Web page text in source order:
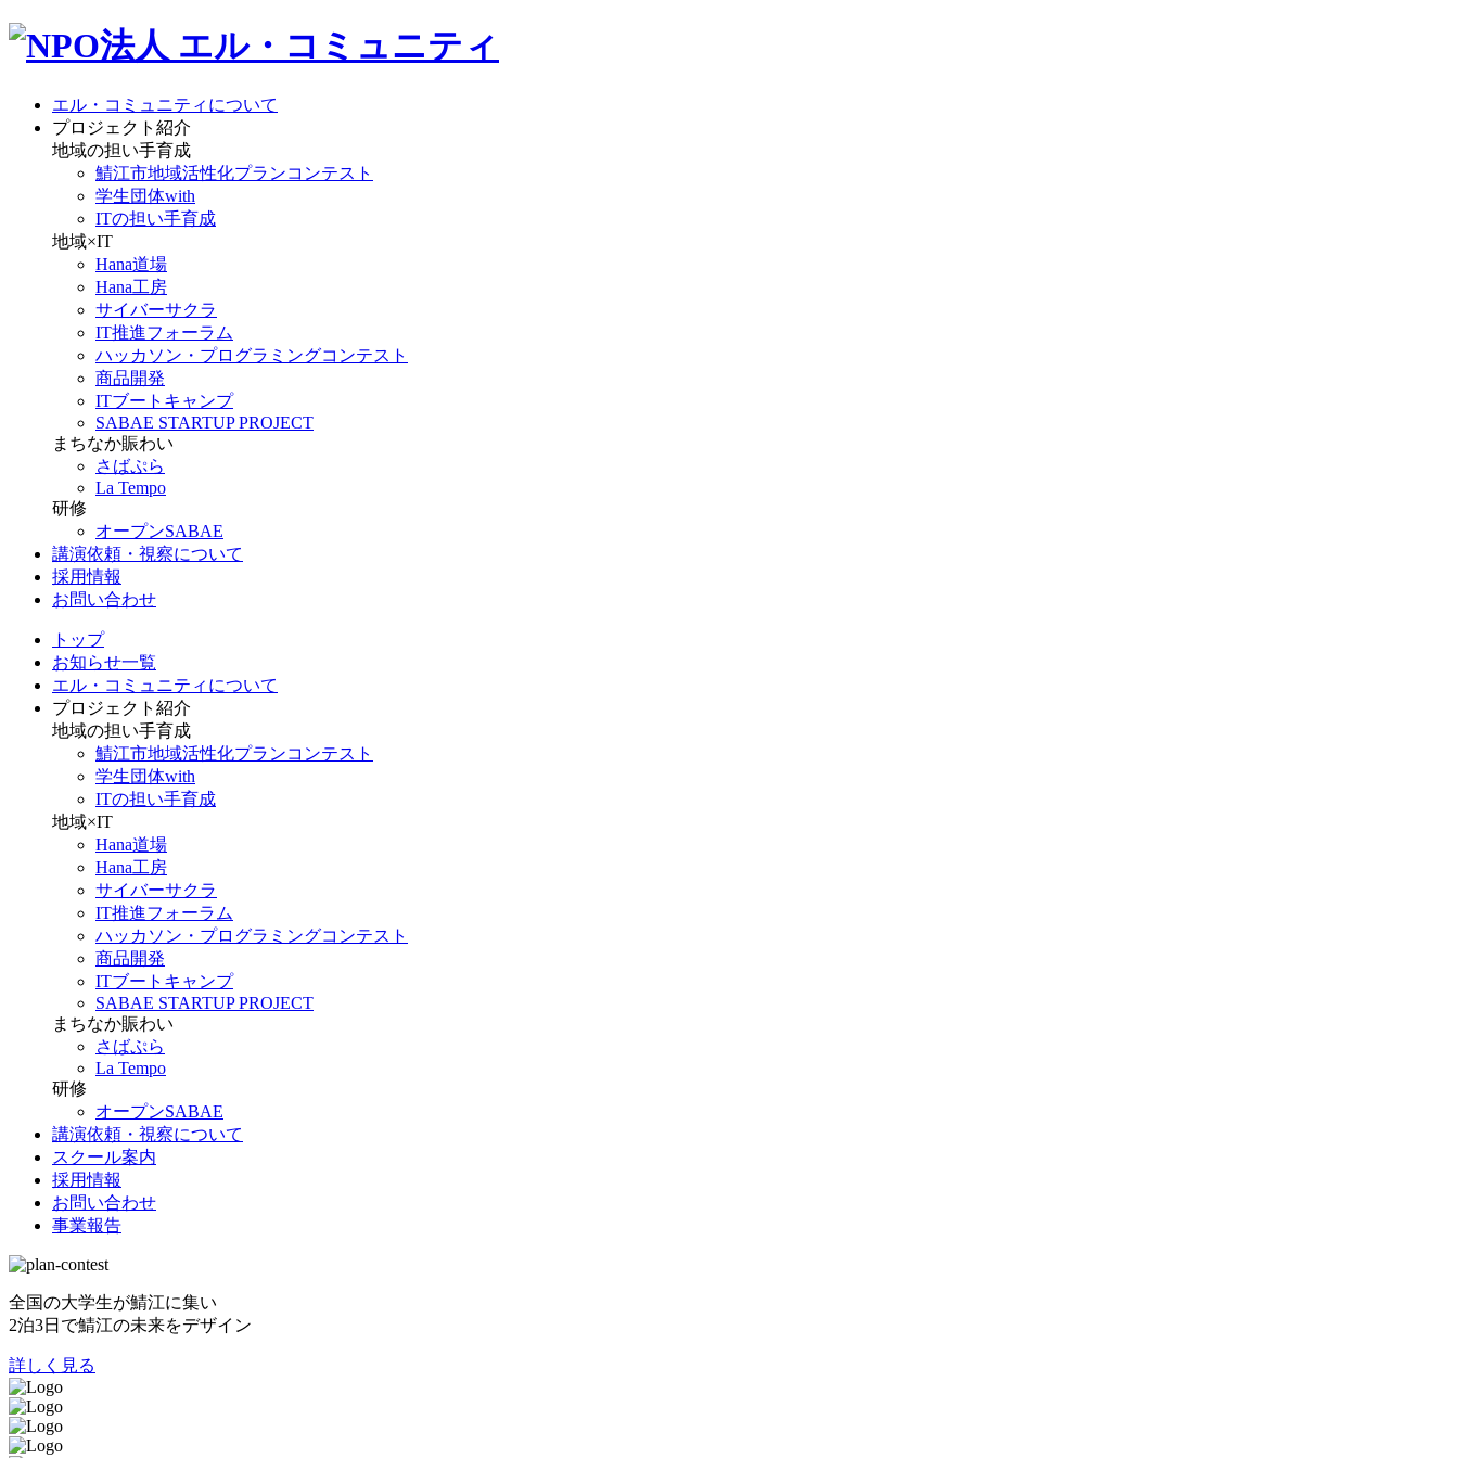
エル・コミュニティについて
プロジェクト紹介
地域の担い手育成
鯖江市地域活性化プランコンテスト
学生団体with
ITの担い手育成
地域×IT
Hana道場
Hana工房
サイバーサクラ
IT推進フォーラム
ハッカソン・プログラミングコンテスト
商品開発
ITブートキャンプ
SABAE STARTUP PROJECT
まちなか賑わい
さばぷら
La Tempo
研修
オープンSABAE
講演依頼・視察について
採用情報
お問い合わせ
トップ
お知らせ一覧
エル・コミュニティについて
プロジェクト紹介
地域の担い手育成
鯖江市地域活性化プランコンテスト
学生団体with
ITの担い手育成
地域×IT
Hana道場
Hana工房
サイバーサクラ
IT推進フォーラム
ハッカソン・プログラミングコンテスト
商品開発
ITブートキャンプ
SABAE STARTUP PROJECT
まちなか賑わい
さばぷら
La Tempo
研修
オープンSABAE
講演依頼・視察について
スクール案内
採用情報
お問い合わせ
事業報告
全国の大学生が鯖江に集い
2泊3日で鯖江の未来をデザイン
詳しく見る